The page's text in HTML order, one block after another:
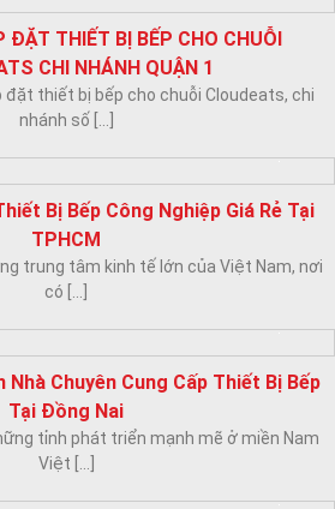
CẤP LẮP ĐẶT THIẾT BỊ BẾP
TOPPING BEEF DIAMOND
Diamond tọa lạc tại Tầng 5, Trung tâm
mại Diamond, [...]